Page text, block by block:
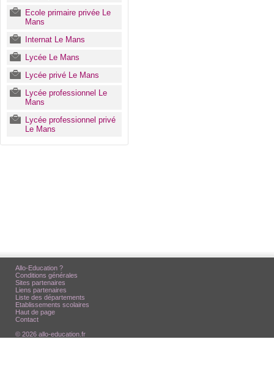
Ecole primaire privée Le
Mans
Internat Le Mans
Lycée Le Mans
Lycée privé Le Mans
Lycée professionnel Le
Mans
Lycée professionnel privé
Le Mans
Allo-Education ?
Conditions générales
Sites partenaires
Liens partenaires
Liste des départements
Etablissements scolaires
Haut de page
Contact
© 2026 allo-education.fr